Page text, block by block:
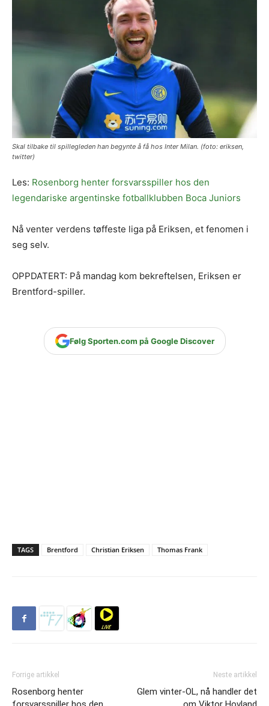
Skal tilbake til spillegleden han begynte å få hos Inter Milan. (foto: eriksen,
twitter)
Les: Rosenborg henter forsvarsspiller hos den
legendariske argentinske fotballklubben Boca Juniors
Nå venter verdens tøffeste liga på Eriksen, et fenomen i
seg selv.
OPPDATERT: På mandag kom bekreftelsen, Eriksen er
Brentford-spiller.
Følg Sporten.com på Google Discover
TAGS Brentford Christian Eriksen Thomas Frank
Forrige artikkel
Rosenborg henter
Neste artikkel
Glem vinter-OL, nå handler det